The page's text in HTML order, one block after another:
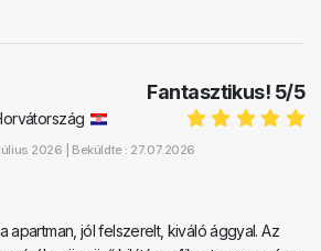
Fantasztikus! 5/5
2026 | Beküldte : 27.07.2026
apartman, jól felszerelt, kiváló ággyal. Az